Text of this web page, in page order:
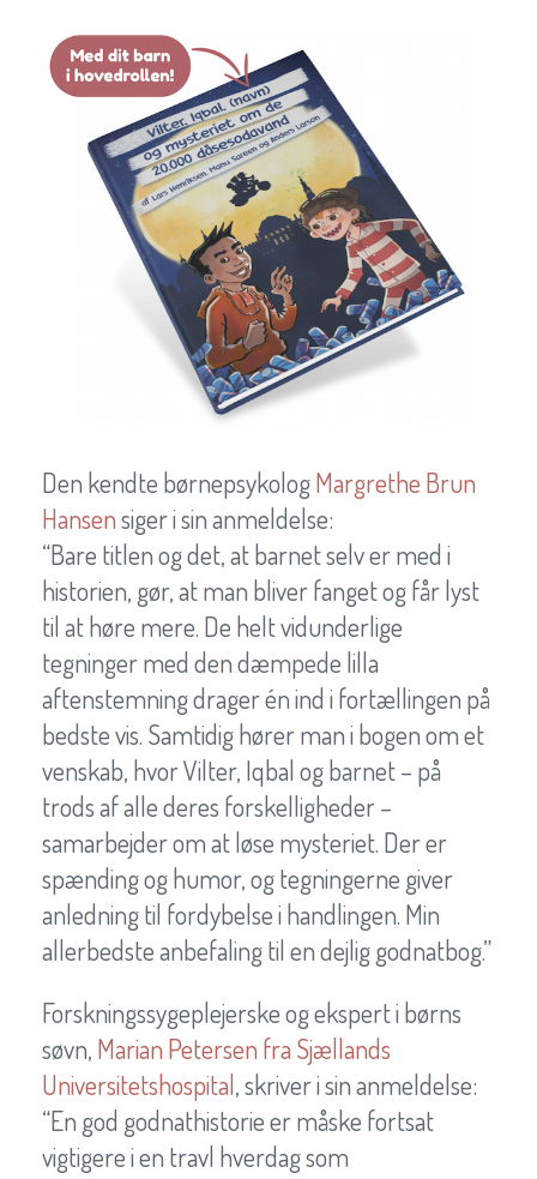
Den kendte børnepsykologMargrethe Brun
Hansensiger i sin anmeldelse:
“Bare titlen og det, at barnet selv er med i
historien, gør, at man bliver fanget og får lyst
til at høre mere. De helt vidunderlige
tegninger med den dæmpede lilla
aftenstemning drager én ind i fortællingen på
bedste vis. Samtidig hører man i bogen om et
venskab, hvor Vilter, Iqbal og barnet – på
trods af alle deres forskelligheder –
samarbejder om at løse mysteriet. Der er
spænding og humor, og tegningerne giver
anledning til fordybelse i handlingen. Min
allerbedste anbefaling til en dejlig godnatbog.”
Forskningssygeplejerske og ekspert i børns
søvn, Marian Petersen fra Sjællands
Universitetshospital, skriver i sin anmeldelse:
“En god godnathistorie er måske fortsat
vigtigere i en travl hverdag som